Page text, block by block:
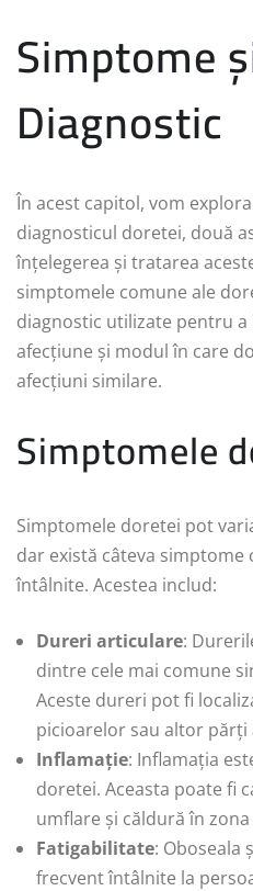
Simptome
Diagnostic
În acest capitol, vom
diagnosticul doretei, două
înțelegerea și tratarea
simptomele comune ale
diagnostic utilizate pentru a
afecțiune și modul în care
afecțiuni similare.
Simptomele
Simptomele doretei pot
dar există câteva
întâlnite. Acestea includ:
Dureri articulare:
dintre cele mai comune
Aceste dureri pot fi
picioarelor sau altor părți
Inflamație: Inflamația
doretei. Aceasta poate fi
umflare și căldură în
Fatigabilitate: Oboseala
frecvent întâlnite la